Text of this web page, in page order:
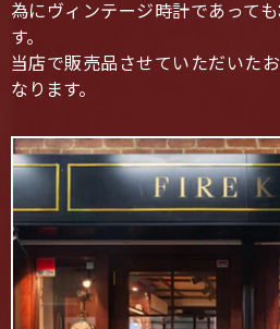
為にヴィンテージ時計であって
す。
当店で販売品させていただいた
なります。